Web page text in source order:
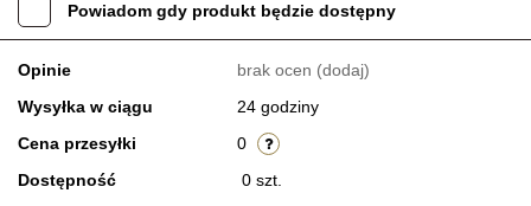
Powiadom gdy produkt będzie dostępny
Opinie brak ocen (dodaj)
Wysyłka w ciągu
24 godziny
Cena przesyłki
0
Dostępność
0 szt.